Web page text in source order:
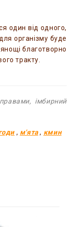
один від одного,
організму буде
благотворно
тракту.
імбирний
, м'ята, кмин